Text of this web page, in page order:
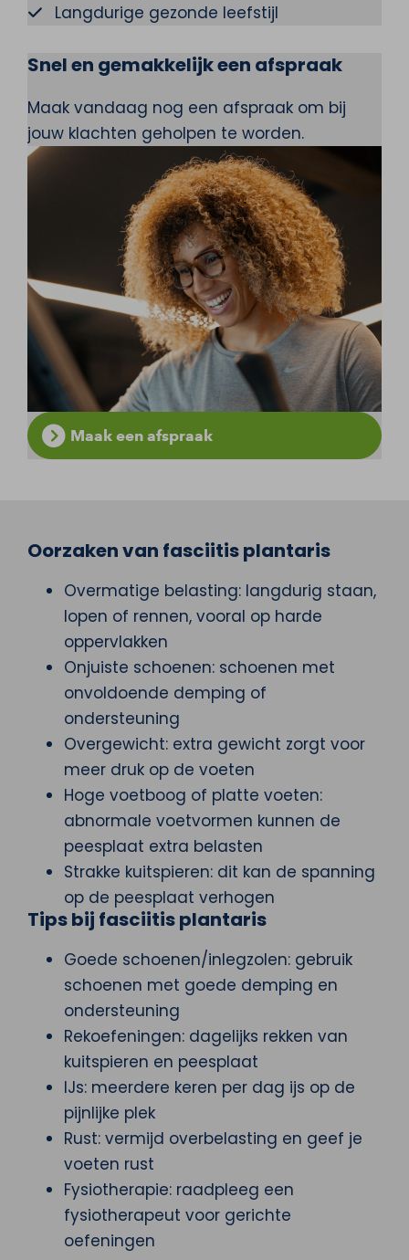
Langdurige gezonde leefstijl
Snel en gemakkelijk een afspraak
Maak vandaag nog een afspraak om bij
jouw klachten geholpen te worden.
Maak een afspraak
Oorzaken van fasciitis plantaris
Overmatige belasting: langdurig staan,
lopen of rennen, vooral op harde
oppervlakken
Onjuiste schoenen: schoenen met
onvoldoende demping of
ondersteuning
Overgewicht: extra gewicht zorgt voor
meer druk op de voeten
Hoge voetboog of platte voeten:
abnormale voetvormen kunnen de
peesplaat extra belasten
Strakke kuitspieren: dit kan de spanning
op de peesplaat verhogen
Tips bij fasciitis plantaris
Goede schoenen/inlegzolen: gebruik
schoenen met goede demping en
ondersteuning
Rekoefeningen: dagelijks rekken van
kuitspieren en peesplaat
IJs: meerdere keren per dag ijs op de
pijnlijke plek
Rust: vermijd overbelasting en geef je
voeten rust
Fysiotherapie: raadpleeg een
fysiotherapeut voor gerichte
oefeningen